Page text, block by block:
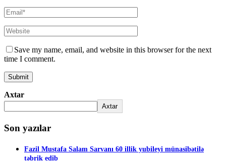
Save my name, email, and website in this browser for the next
time I comment.
Axtar
Axtar
Son yazılar
Fazil Mustafa Salam Sarvanı 60 illik yubileyi münasibətilə
təbrik edib